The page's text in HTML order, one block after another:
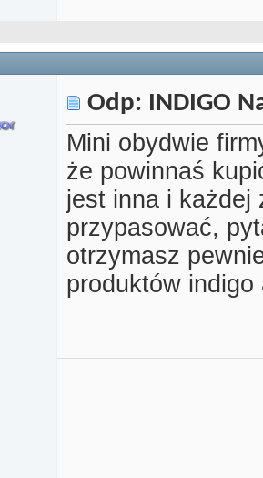
Odp: INDIGO
Mini obydwie
że powinnaś
jest inna i każdej
przypasować,
otrzymasz
produktów